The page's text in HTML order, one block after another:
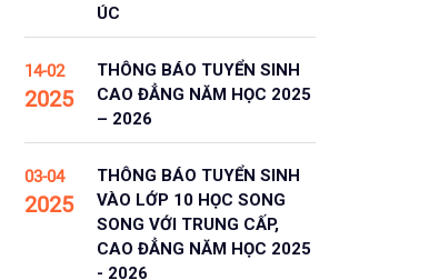
ÚC
14-02
2025
THÔNG BÁO TUYỂN SINH
CAO ĐẲNG NĂM HỌC 2025
– 2026
03-04
2025
THÔNG BÁO TUYỂN SINH
VÀO LỚP 10 HỌC SONG
SONG VỚI TRUNG CẤP,
CAO ĐẲNG NĂM HỌC 2025
- 2026